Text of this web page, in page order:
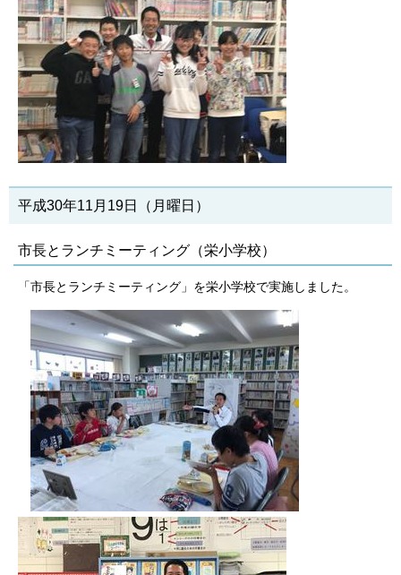
平成30年11月19日（月曜日）
市長とランチミーティング（栄小学校）
「市長とランチミーティング」を栄小学校で実施しました。